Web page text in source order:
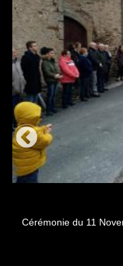
Cérémonie du 11